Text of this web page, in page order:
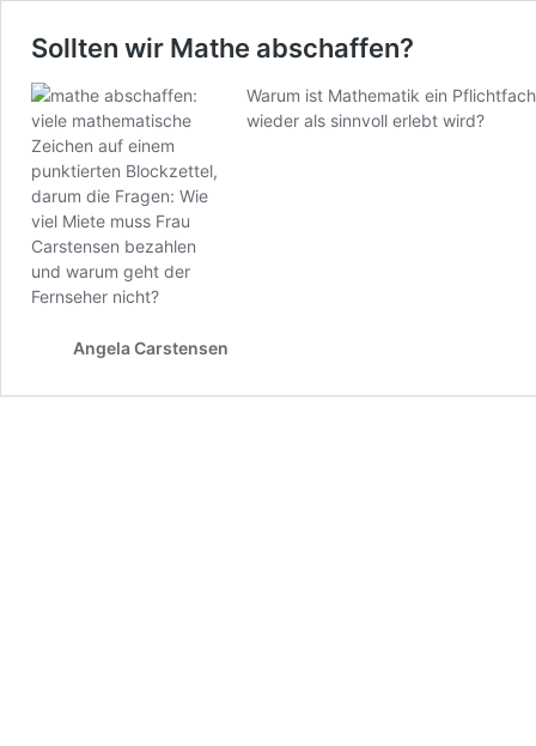
Sollten wir Mathe abschaffen?
Warum ist Mathematik ein
wieder als sinnvoll erlebt wird?
Angela Carstensen